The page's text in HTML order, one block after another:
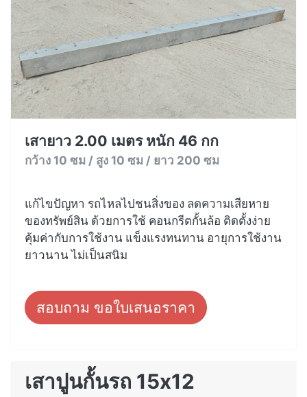
เสายาว 2.00 เมตร หนัก 46 กก
กว้าง 10 ซม / สูง 10 ซม / ยาว 200 ซม
แก้ไขปัญหา รถไหลไปชนสิ่งของ ลดความเสียหาย
ของทรัพย์สิน ด้วยการใช้ คอนกรีตกั้นล้อ ติดตั้งง่าย
คุ้มค่ากับการใช้งาน แข็งแรงทนทาน อายุการใช้งาน
ยาวนาน ไม่เป็นสนิม
สอบถาม ขอใบเสนอราคา
เสาปูนกั้นรถ 15x12